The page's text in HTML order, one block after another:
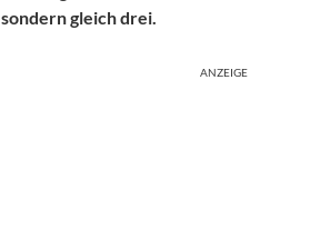
gleich drei.
ANZEIGE